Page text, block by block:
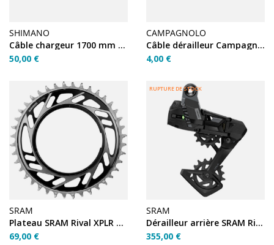
SHIMANO
Câble chargeur 1700 mm EW-EC300
50,00 €
CAMPAGNOLO
Câble dérailleur Campagnolo inox 1,2×1900 mm
4,00 €
SRAM
Plateau SRAM Rival XPLR E1 40T
69,00 €
RUPTURE DE STOCK
SRAM
Dérailleur arrière SRAM Rival E1 XPLR 13v
355,00 €